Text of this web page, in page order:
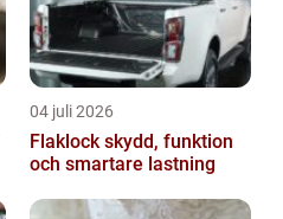
04 juli 2026
Flaklock skydd, funktion
och smartare lastning